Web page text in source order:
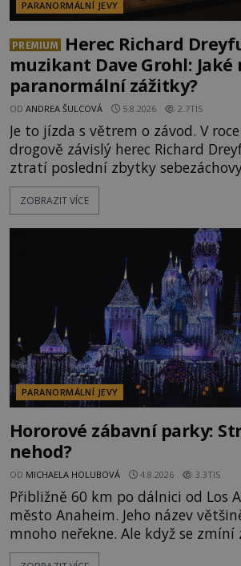
PARANORMÁLNÍ JEVY
PREMIUM
Herec Richard
muzikant Dave Grohl: Jaké
paranormální zážitky?
OD ANDREA ŠULCOVÁ 5.8.2026 2.7TIS
Je to jízda s větrem o závod. V
drogově závislý herec Richard
ztratí poslední zbytky
po silnicích ve svém mercedesu
řetězu. Vše vyvrcholí katastrofou,
následně nalezne schovaný
momentem se slavnému
ZOBRAZIT VÍCE
PARANORMÁLNÍ JEVY
Hororové zábavní parky:
nehod?
OD MICHAELA HOLUBOVÁ 4.8.2026 3.3TIS
Přibližně 60 km po dálnici od Los
město Anaheim. Jeho název
mnoho neřekne. Ale když se zmíní
Disneyland, je hned jasno. Zábavní park vyroste na